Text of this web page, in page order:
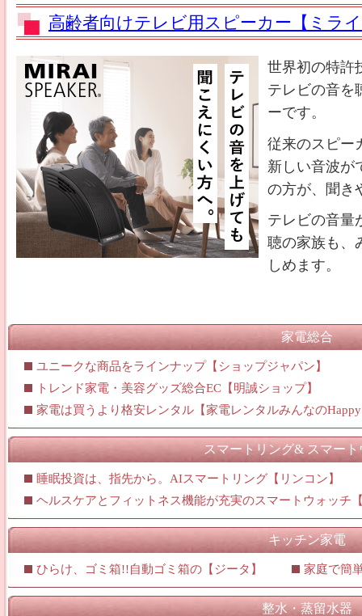
高齢者向けテレビ用スピーカー【ミラ
世界初の特許
テレビの音を
ーです。
従来のスピー
新しい音波が
の方が、聞き
テレビの音量
聴の家族も、
しめます。
家電総合
ユニークな商品をラインナップ【ショップジャパン】
トレンド家電・美容グッズ総合EC【明誠ショップ】
家電は買うより格安レンタル【家電レンタルみんなの
スマートリング& スマート
睡眠投資は、指先から。AIスマートリング【リンコン】
ヘルスケアとフィットネス機能が充実のスマートウォッチ
キッチン家電
ひらけ、ゴミ箱!!自動ゴミ箱の【ジータ】 家庭で簡
整水・蒸留水器